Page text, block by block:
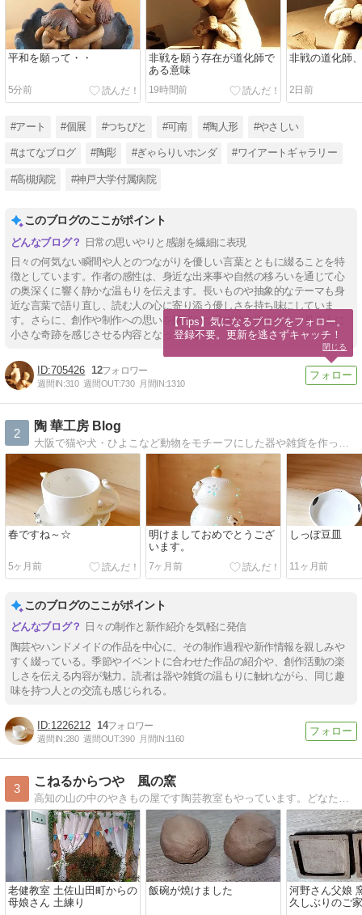
平和を願って・・
5分前
非戦を願う存在が道化師で
ある意味
19時間前
非戦の道化師
2日前
#アート #個展 #つちびと #可南 #陶人形 #やさしい
#はてなブログ #陶彫 #ぎゃらりいホンダ #ワイアートギャラリー
#高槻病院 #神戸大学付属病院
このブログのここがポイント
日常の思いやりと感謝を繊細に表現
日々の何気ない瞬間や人とのつながりを優しい言葉とともに綴ることを特
徴としています。作者の感性は、身近な出来事や自然の移ろいを通じて心
の奥深くに響く静かな温もりを伝えます。長いものや抽象的なテーマも身
近な言葉で語り直し、読む人の心に寄り添う優しさを持ち味にしていま
す。さらに、創作や制作への思いを繊細かつ具体的に描き出し、見る人に
小さな奇跡を感じさせる内容となっています。
705426 12
週間IN:310 週間OUT:730 月間IN:1310
2
陶 華工房 Blog
春ですね～☆
5ヶ月前
明けましておめでとうござ
います。
7ヶ月前
しっぽ豆皿
11ヶ月前
このブログのここがポイント
日々の制作と新作紹介を気軽に発信
陶芸やハンドメイドの作品を中心に、その制作過程や新作情報を親しみや
すく綴っている。季節やイベントに合わせた作品の紹介や、創作活動の楽
しさを伝える内容が魅力。読者は器や雑貨の温もりに触れながら、同じ趣
味を持つ人との交流も感じられる。
1226212 14
週間IN:280 週間OUT:390 月間IN:1160
3
こねるからつや 風の窯
高知の山の中のやきもの屋です陶芸教室もやっています。どなたでもお気軽にお越しください。
老健教室 土佐山田町からの
母娘さん 土練り
飯碗が焼けました
河野さん父娘
久しぶりのご
【Tips】気になるブログをフォロー。
登録不要。更新を逃さずキャッチ！
閉じる